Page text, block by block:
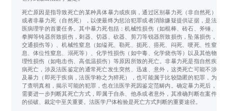
死亡原因是指导致死亡的某种具体暴力或疾病，通过区别暴力死（非自然死）
或者非暴力死（自然死），以便最终为惩治犯罪或者消除嫌疑提供证据，是法
医病理学的首要任务。其中暴力死包括：机械性损伤（如棍棒、砖石、斧锤、
拳脚等钝器所致损伤，刺器、切器、砍器、剪刀等锐器所致损伤，坠落损伤，
交通损伤等）、机械性窒息（如缢死、勒死、扼死、捂死、闷死、哽死、性窒
息、体位性窒息、溺死等）、化学性损伤（如中毒、化学烧伤等）以及其他物
理性损伤（如电击伤、高低温损伤）等原因所致的死亡。非暴力死是指自然疾
病死亡，涉及法医鉴定的通常死亡发生突然、迅速、意外，这类死亡可能不涉
及暴力（即死于疾病，法医学称之为猝死），也可能属于比较隐匿的犯罪，为
了查明真相，揭示可能的犯罪，也在法医学死因鉴定范畴内。确定暴力死后，
需要进一步判断其死亡方式，即属于自杀、他杀或者意外，其准确判断在案件
的侦破、裁定中至关重要。法医学尸体检验是死亡方式判断的重要途径。